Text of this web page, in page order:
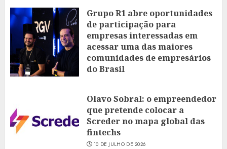
Grupo R1 abre oportunidades
de participação para
empresas interessadas em
acessar uma das maiores
comunidades de empresários
do Brasil
Olavo Sobral: o empreendedor
que pretende colocar a
Screder no mapa global das
fintechs
10 DE JULHO DE 2026